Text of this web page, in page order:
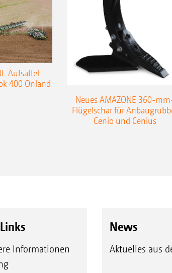
Aufsattel-
400 Onland
Neues AMAZONE 360-
Flügelschar für
Cenio und Cenius
Informationen
News
Aktuelles aus